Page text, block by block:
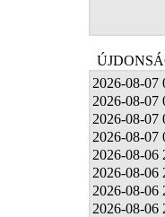
2026-08-07
2026-08-07
2026-08-07
2026-08-07
2026-08-06
2026-08-06
2026-08-06
2026-08-06